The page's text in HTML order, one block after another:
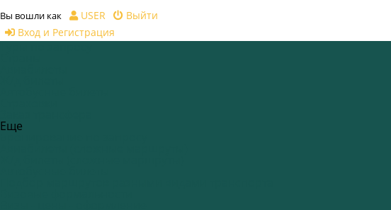
Вы вошли как USER
Выйти
Вход и Регистрация
Еще
Бронирование по запросу